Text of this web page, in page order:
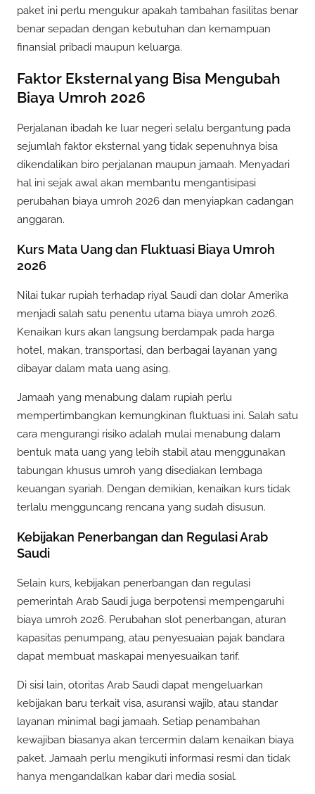
paket ini perlu mengukur apakah tambahan fasilitas benar
benar sepadan dengan kebutuhan dan kemampuan
finansial pribadi maupun keluarga.
Faktor Eksternal yang Bisa Mengubah
Biaya Umroh 2026
Perjalanan ibadah ke luar negeri selalu bergantung pada
sejumlah faktor eksternal yang tidak sepenuhnya bisa
dikendalikan biro perjalanan maupun jamaah. Menyadari
hal ini sejak awal akan membantu mengantisipasi
perubahan biaya umroh 2026 dan menyiapkan cadangan
anggaran.
Kurs Mata Uang dan Fluktuasi Biaya Umroh
2026
Nilai tukar rupiah terhadap riyal Saudi dan dolar Amerika
menjadi salah satu penentu utama biaya umroh 2026.
Kenaikan kurs akan langsung berdampak pada harga
hotel, makan, transportasi, dan berbagai layanan yang
dibayar dalam mata uang asing.
Jamaah yang menabung dalam rupiah perlu
mempertimbangkan kemungkinan fluktuasi ini. Salah satu
cara mengurangi risiko adalah mulai menabung dalam
bentuk mata uang yang lebih stabil atau menggunakan
tabungan khusus umroh yang disediakan lembaga
keuangan syariah. Dengan demikian, kenaikan kurs tidak
terlalu mengguncang rencana yang sudah disusun.
Kebijakan Penerbangan dan Regulasi Arab
Saudi
Selain kurs, kebijakan penerbangan dan regulasi
pemerintah Arab Saudi juga berpotensi mempengaruhi
biaya umroh 2026. Perubahan slot penerbangan, aturan
kapasitas penumpang, atau penyesuaian pajak bandara
dapat membuat maskapai menyesuaikan tarif.
Di sisi lain, otoritas Arab Saudi dapat mengeluarkan
kebijakan baru terkait visa, asuransi wajib, atau standar
layanan minimal bagi jamaah. Setiap penambahan
kewajiban biasanya akan tercermin dalam kenaikan biaya
paket. Jamaah perlu mengikuti informasi resmi dan tidak
hanya mengandalkan kabar dari media sosial.